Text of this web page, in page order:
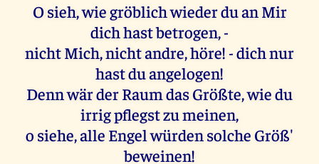
O sieh, wie gröblich wieder du an Mir
dich hast betrogen, -
nicht Mich, nicht andre, höre! - dich nur
hast du angelogen!
Denn wär der Raum das Größte, wie du
irrig pflegst zu meinen,
o siehe, alle Engel würden solche Größ'
beweinen!